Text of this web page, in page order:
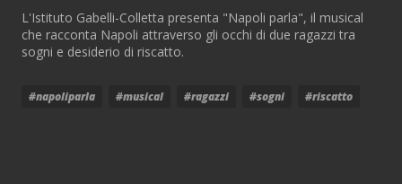
L'Istituto Gabelli-Colletta presenta "Napoli parla", il musical
che racconta Napoli attraverso gli occhi di due ragazzi tra
sogni e desiderio di riscatto.
#napoliparla #musical #ragazzi #sogni #riscatto